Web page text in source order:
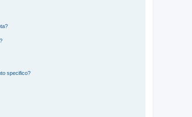
specifico?